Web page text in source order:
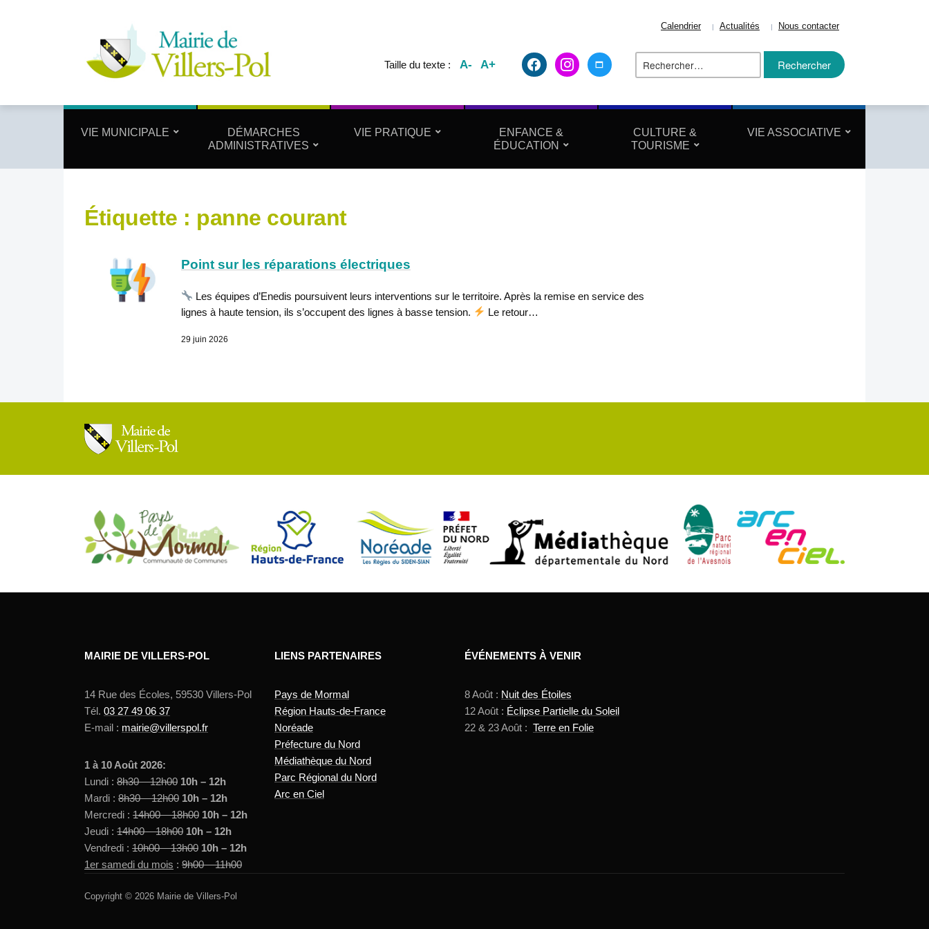
Calendrier Actualités Nous contacter
Taille du texte : A- A+ facebook2instagrammaximize Rechercher :
VIE MUNICIPALE
DÉMARCHES
ADMINISTRATIVES
VIE PRATIQUE
ENFANCE &
ÉDUCATION
CULTURE &
TOURISME
VIE ASSOCIATIVE
Étiquette : panne courant
Point sur les réparations électriques
Les équipes d’Enedis poursuivent leurs interventions sur le territoire. Après la remise en service des
lignes à haute tension, ils s’occupent des lignes à basse tension.
Le retour…
29 juin 2026
MAIRIE DE VILLERS-POL
14 Rue des Écoles, 59530 Villers-Pol
Tél. 03 27 49 06 37
E-mail : mairie@villerspol.fr
1 à 10 Août 2026:
Lundi : 8h30 – 12h00 10h – 12h
Mardi : 8h30 – 12h00 10h – 12h
Mercredi : 14h00 – 18h00 10h – 12h
Jeudi : 14h00 – 18h00 10h – 12h
Vendredi : 10h00 – 13h00 10h – 12h
1er samedi du mois : 9h00 – 11h00
LIENS PARTENAIRES
Pays de Mormal
Région Hauts-de-France
Noréade
Préfecture du Nord
Médiathèque du Nord
Parc Régional du Nord
Arc en Ciel
ÉVÉNEMENTS À VENIR
8 Août : Nuit des Étoiles
12 Août : Éclipse Partielle du Soleil
22 & 23 Août : Terre en Folie
Copyright © 2026 Mairie de Villers-Pol